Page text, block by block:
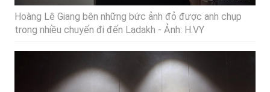
Hoàng Lê Giang bên những bức ảnh đỏ được anh chụp
trong nhiều chuyến đi đến Ladakh - Ảnh: H.VY